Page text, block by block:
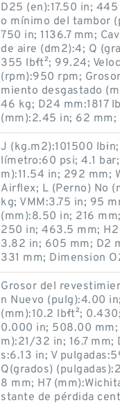
D25 (en):17.50 in;
o mínimo del tambor
750 in; 1136.7 mm;
de aire (dm2):4; Q
355 lb·ft²; 99.24;
(rpm):950 rpm;
miento desgastado
46 kg; D24 mm:1817
(mm):2.45 in; 62 mm;
J (kg.m2):101500
límetro:60 psi; 4.1
m):11.54 in; 292 mm;
Airflex; L (Perno) No
kg; VMM:3.75 in; 95
(mm):8.50 in; 216
250 in; 463.5 mm; H2
3.82 in; 605 mm; D2
331 mm; Dimension
Grosor del
n Nuevo (pulg):4.00
(mm):10.2 lb·ft²;
0.000 in; 508.00 mm;
m):21/32 in; 16.7 mm;
s:6.13 in; V
Q(grados)
8 mm; H7
stante de pérdida